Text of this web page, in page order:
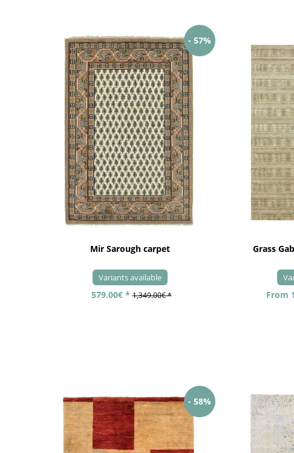
- 57%
Mir Sarough carpet
Variants available
579.00€ * 1,349.00€ *
Grass
From
- 58%